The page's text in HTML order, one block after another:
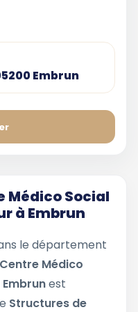
Embrun
Médico Social
à Embrun
le département
Centre Médico
est
Structures de